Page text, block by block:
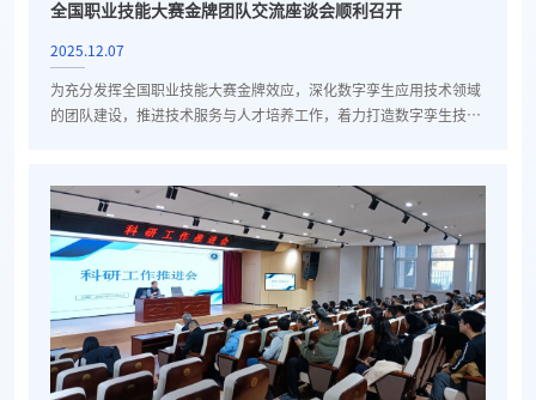
全国职业技能大赛金牌团队交流座谈会顺利召开
2025.12.07
为充分发挥全国职业技能大赛金牌效应，深化数字孪生应用技术领域
的团队建设，推进技术服务与人才培养工作，着力打造数字孪生技术
山、机械工程系主任张勇、副主任李海涛及金牌团队教师代表参加了
本次座谈会。 赵晓东强调，要以金牌荣誉为契机，从团队建设、技术
服务、人才培养三个维度发力，夯实数字孪生技术应用基础，...